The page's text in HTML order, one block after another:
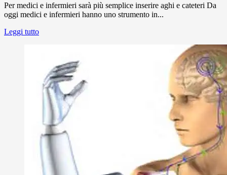
Per medici e infermieri sarà più semplice inserire aghi e cateteri Da
oggi medici e infermieri hanno uno strumento in...
Leggi tutto